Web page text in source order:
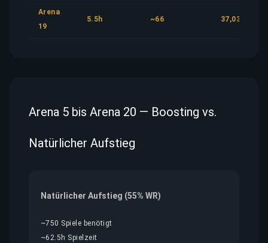
Arena
19
5.5h ~66 37,03 €
Arena 5 bis Arena 20 — Boosting vs.
Natürlicher Aufstieg
Natürlicher Aufstieg (55% WR)
~750 Spiele benötigt
~62.5h Spielzeit